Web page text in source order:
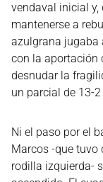
vendaval inicial y,
mantenerse a
azulgrana jugaba
con la aportación
desnudar la
un parcial de 13-
Ni el paso por el
Marcos -que tuvo
rodilla izquierda-